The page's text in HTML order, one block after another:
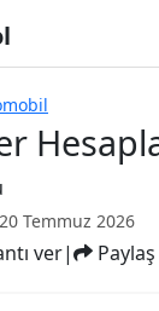
Temmuz 2026
ver| Paylaş